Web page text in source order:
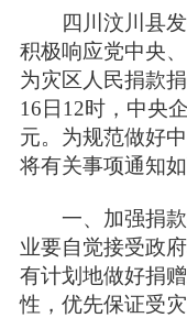
四川汶川县发
积极响应党中央
为灾区人民捐款
16日12时，中央
元。为规范做好
将有关事项通知如
一、加强捐款
业要自觉接受政
有计划地做好捐
性，优先保证受